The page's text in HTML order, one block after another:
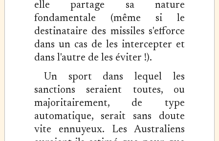
elle partage sa nature
fondamentale (même si le
destinataire des missiles s'efforce
dans un cas de les intercepter et
dans l'autre de les éviter !).
Un sport dans lequel les
sanctions seraient toutes, ou
majoritairement, de type
automatique, serait sans doute
vite ennuyeux. Les Australiens